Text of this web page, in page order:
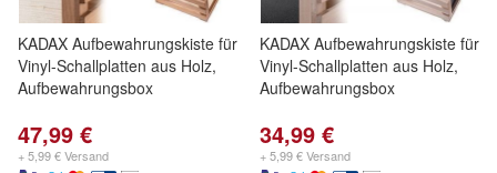
KADAX Aufbewahrungskiste für
Vinyl-Schallplatten aus Holz,
Aufbewahrungsbox
47,99 €
+ 5,99 € Versand
KADAX Aufbewahrungskiste für
Vinyl-Schallplatten aus Holz,
Aufbewahrungsbox
34,99 €
+ 5,99 € Versand